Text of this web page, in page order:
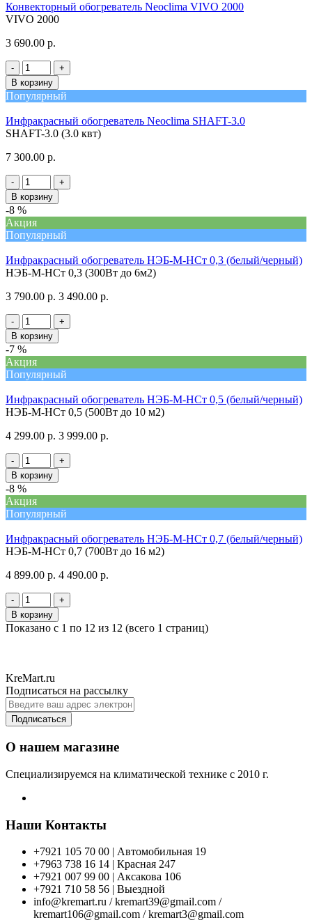
Конвекторный обогреватель Neoclima VIVO 2000
VIVO 2000
3 690.00 р.
-
+
В корзину
Популярный
Инфракрасный обогреватель Neoclima SHAFT-3.0
SHAFT-3.0 (3.0 квт)
7 300.00 р.
-
+
В корзину
-8 %
Акция
Популярный
Инфракрасный обогреватель НЭБ-М-НСт 0,3 (белый/черный)
НЭБ-М-НСт 0,3 (300Вт до 6м2)
3 790.00 р. 3 490.00 р.
-
+
В корзину
-7 %
Акция
Популярный
Инфракрасный обогреватель НЭБ-М-НСт 0,5 (белый/черный)
НЭБ-М-НСт 0,5 (500Вт до 10 м2)
4 299.00 р. 3 999.00 р.
-
+
В корзину
-8 %
Акция
Популярный
Инфракрасный обогреватель НЭБ-М-НСт 0,7 (белый/черный)
НЭБ-М-НСт 0,7 (700Вт до 16 м2)
4 899.00 р. 4 490.00 р.
-
+
В корзину
Показано с 1 по 12 из 12 (всего 1 страниц)
KreMart.ru
Подписаться на рассылку
Подписаться
О нашем магазине
Специализируемся на климатической технике с 2010 г.
Наши Контакты
+7921 105 70 00 | Автомобильная 19
+7963 738 16 14 | Красная 247
+7921 007 99 00 | Аксакова 106
+7921 710 58 56 | Выездной
info@kremart.ru / kremart39@gmail.com /
kremart106@gmail.com / kremart3@gmail.com